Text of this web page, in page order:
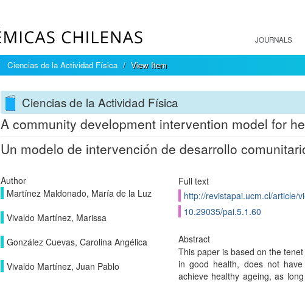
JOURNALS
Ciencias de la Actividad Física View Item
Ciencias de la Actividad Física
A community development intervention model for
Un modelo de intervención de desarrollo
Author
Martínez Maldonado, María de la Luz
Vivaldo Martínez, Marissa
González Cuevas, Carolina Angélica
Vivaldo Martínez, Juan Pablo
Full text
http://revistapai.ucm.cl/article/
10.29035/pai.5.1.60
Abstract
This paper is based on the
in good health, does not
achieve healthy ageing, as